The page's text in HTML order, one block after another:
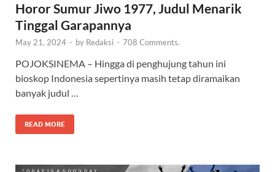
Horor Sumur Jiwo 1977, Judul Menarik
Tinggal Garapannya
May 21, 2024 - by Redaksi - 708 Comments.
POJOKSINEMA – Hingga di penghujung tahun ini
bioskop Indonesia sepertinya masih tetap diramaikan
banyak judul …
READ MORE